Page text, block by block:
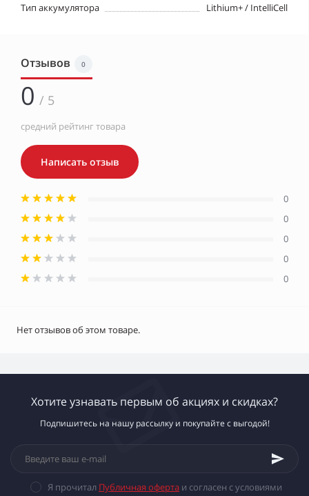
Тип аккумулятора
Lithium+ / IntelliCell
Отзывов 0
0 / 5
средний рейтинг товара
Написать отзыв
0
0
0
0
0
Нет отзывов об этом товаре.
Хотите узнавать первым об акциях и скидках?
Подпишитесь на нашу рассылку и покупайте с выгодой!
Я прочитал Публичная оферта и согласен с условиями